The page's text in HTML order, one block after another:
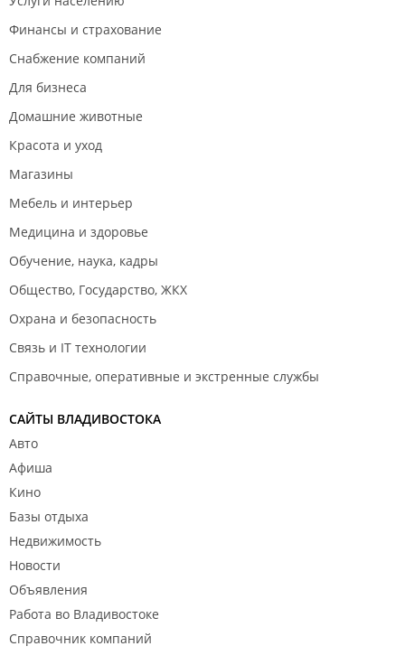
Финансы и страхование
Снабжение компаний
Для бизнеса
Домашние животные
Красота и уход
Магазины
Мебель и интерьер
Медицина и здоровье
Обучение, наука, кадры
Общество, Государство, ЖКХ
Охрана и безопасность
Связь и IT технологии
Справочные, оперативные и экстренные службы
САЙТЫ ВЛАДИВОСТОКА
Авто
Афиша
Кино
Базы отдыха
Недвижимость
Новости
Объявления
Работа во Владивостоке
Справочник компаний